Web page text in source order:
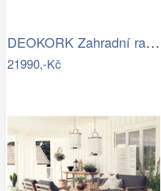
DEOKORK Zahradní ratanová sestava…
21990,-Kč